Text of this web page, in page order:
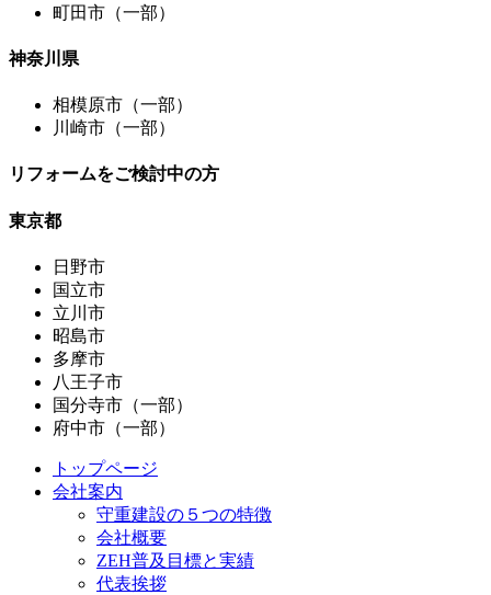
町田市（一部）
神奈川県
相模原市（一部）
川崎市（一部）
リフォームをご検討中の方
東京都
日野市
国立市
立川市
昭島市
多摩市
八王子市
国分寺市（一部）
府中市（一部）
トップページ
会社案内
守重建設の５つの特徴
会社概要
ZEH普及目標と実績
代表挨拶